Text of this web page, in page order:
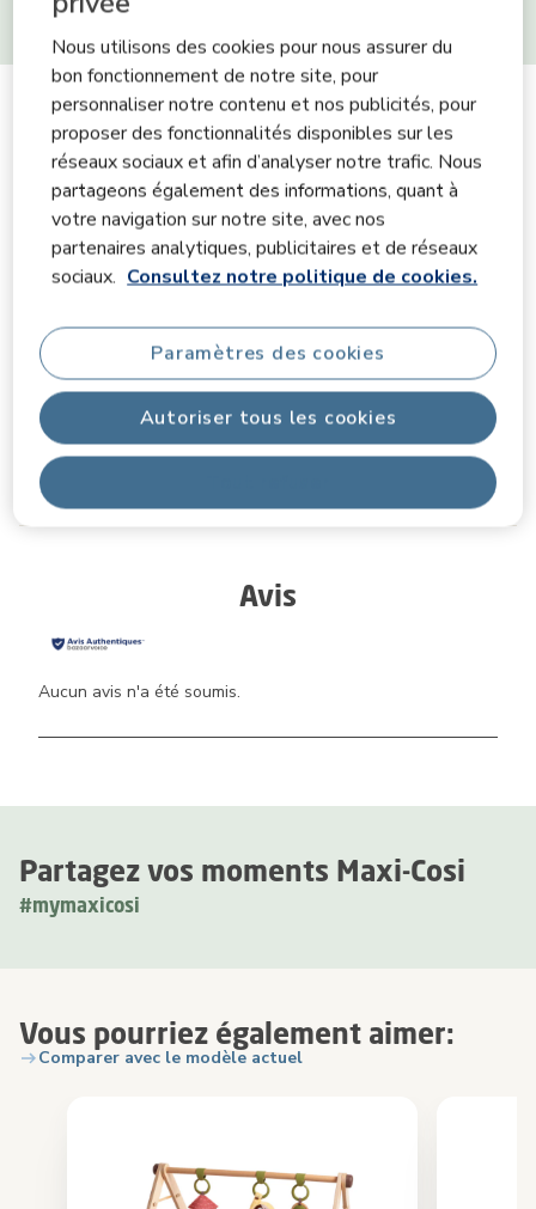
Nous utilisons des cookies pour nous assurer du
bon fonctionnement de notre site, pour
personnaliser notre contenu et nos publicités, pour
proposer des fonctionnalités disponibles sur les
réseaux sociaux et afin d’analyser notre trafic. Nous
partageons également des informations, quant à
votre navigation sur notre site, avec nos
partenaires analytiques, publicitaires et de réseaux
sociaux. Consultez notre politique de cookies.
Autoriser tous les cookies
Paramètres des cookies
Informations sur le produit
Description du produit
Caractéristiques
Conseils sur l'âge
Sécurité du produit & Téléchargements
Contenu de la boîte
Partagez vos moments Maxi-Cosi
#mymaxicosi
Vous pourriez également aimer:
Comparer avec le modèle actuel
Avis
Aucun avis n'a été soumis.